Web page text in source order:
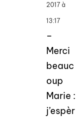
2017 à
13:17
–
Merci
beauc
oup
Marie :
j’espèr